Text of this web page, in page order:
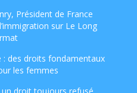
Président de France
sur Le Long
: des droits fondamentaux
les femmes